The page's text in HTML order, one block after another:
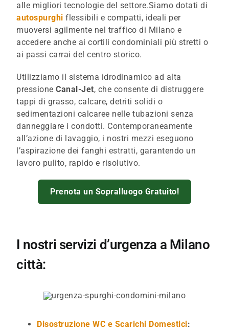
alle migliori tecnologie del settore.Siamo dotati di
autospurghi flessibili e compatti, ideali per
muoversi agilmente nel traffico di Milano e
accedere anche ai cortili condominiali più stretti o
ai passi carrai del centro storico.
Utilizziamo il sistema idrodinamico ad alta
pressioneCanal-Jet, che consente di distruggere
tappi di grasso, calcare, detriti solidi o
sedimentazioni calcaree nelle tubazioni senza
danneggiare i condotti. Contemporaneamente
all’azione di lavaggio, i nostri mezzi eseguono
l’aspirazione dei fanghi estratti, garantendo un
lavoro pulito, rapido e risolutivo.
Prenota un Sopralluogo Gratuito!
I nostri servizi d’urgenza a Milano
città:
Disostruzione WC e Scarichi Domestici: